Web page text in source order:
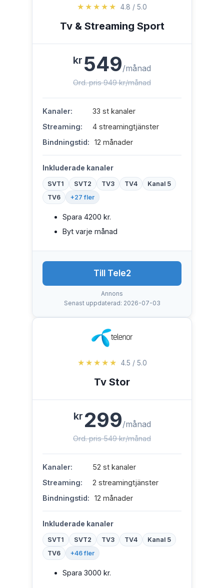
★★★★★ 4.8 / 5.0
Tv & Streaming Sport
kr 549/månad
Ord. pris 949 kr/månad
Kanaler:
33 st kanaler
Streaming:
4 streamingtjänster
Bindningstid:
12 månader
Inkluderade kanaler
SVT1 SVT2 TV3 TV4
Kanal 5
TV6
+27 fler
Spara 4200 kr.
Byt varje månad
Till Tele2
Annons
Senast uppdaterad: 2026-07-03
★★★★★ 4.5 / 5.0
Tv Stor
kr 299/månad
Ord. pris 549 kr/månad
Kanaler:
52 st kanaler
Streaming:
2 streamingtjänster
Bindningstid:
12 månader
Inkluderade kanaler
SVT1 SVT2 TV3 TV4
Kanal 5
TV6
+46 fler
Spara 3000 kr.